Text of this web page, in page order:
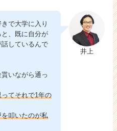
井上
で大学に入り
、既に自分が
しているんで
いながら通っ
てそれで1年の
叩いたのが私